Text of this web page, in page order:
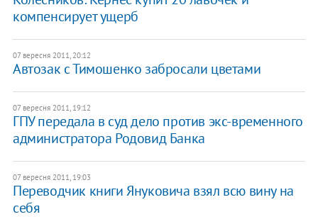
компенсирует ущерб
07 вересня 2011, 20:12
Автозак с Тимошенко забросали цветами
07 вересня 2011, 19:12
ГПУ передала в суд дело против экс-временного
администратора Родовид Банка
07 вересня 2011, 19:03
​Переводчик книги Януковича взял всю вину на
себя